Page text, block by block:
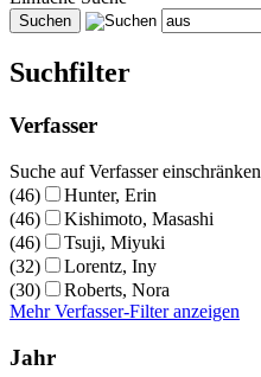
Suchfilter
Verfasser
Suche auf Verfasser einschränken
(46)
Hunter, Erin
(46)
Kishimoto, Masashi
(46)
Tsuji, Miyuki
(32)
Lorentz, Iny
(30)
Roberts, Nora
Mehr Verfasser-Filter anzeigen
Jahr